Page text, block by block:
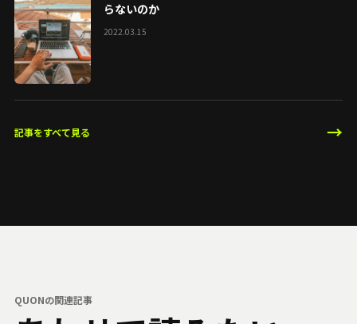
らないのか
2022.03.15
記事をすべて見る →
QUONの関連記事